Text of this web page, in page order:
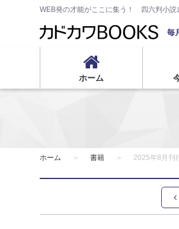
WEB発の才能がここに集う！ 四六判小説
毎
ホーム
ホーム 書籍 2025年8月刊